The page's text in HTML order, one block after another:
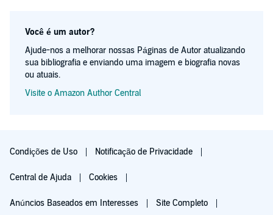
Você é um autor?
Ajude-nos a melhorar nossas Páginas de Autor atualizando
sua bibliografia e enviando uma imagem e biografia novas
ou atuais.
Visite o Amazon Author Central
Condições de Uso Notificação de Privacidade
Central de Ajuda Cookies
Anúncios Baseados em Interesses Site Completo